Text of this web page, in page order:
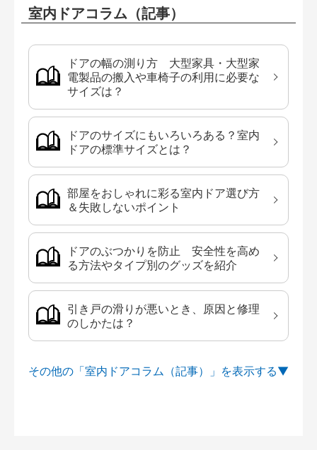
室内ドアコラム（記事）
ドアの幅の測り方 大型家具・大型家
電製品の搬入や車椅子の利用に必要な
サイズは？
ドアのサイズにもいろいろある？室内
ドアの標準サイズとは？
部屋をおしゃれに彩る室内ドア選び方
＆失敗しないポイント
ドアのぶつかりを防止 安全性を高め
る方法やタイプ別のグッズを紹介
引き戸の滑りが悪いとき、原因と修理
のしかたは？
その他の「室内ドアコラム（記事）」を